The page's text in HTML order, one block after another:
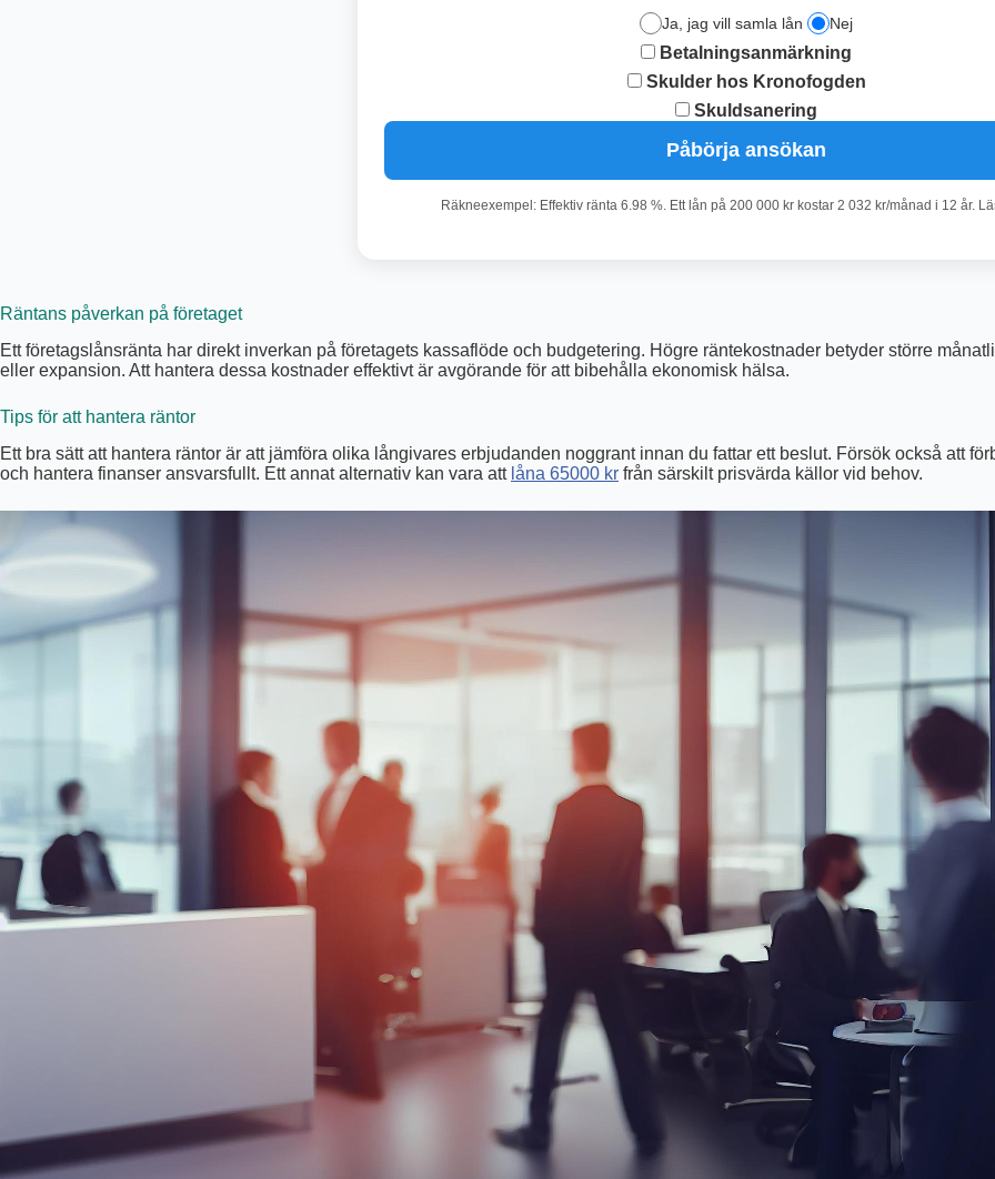
Ja, jag vill samla lån Nej
Betalningsanmärkning
Skulder hos Kronofogden
Skuldsanering
Påbörja ansökan
Räkneexempel: Effektiv ränta 6.98 %. Ett lån på 200 000 kr kostar 2 032 kr/månad i 12 år.
Räntans påverkan på företaget
Ett företagslånsränta har direkt inverkan på företagets kassaflöde och budgetering. Högre räntekostnader betyder större
eller expansion. Att hantera dessa kostnader effektivt är avgörande för att bibehålla ekonomisk hälsa.
Tips för att hantera räntor
Ett bra sätt att hantera räntor är att jämföra olika långivares erbjudanden noggrant innan du fattar ett beslut. Försök också att
och hantera finanser ansvarsfullt. Ett annat alternativ kan vara att låna 65000 kr från särskilt prisvärda källor vid behov.